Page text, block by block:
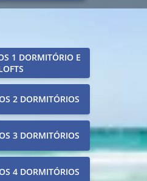
1 DORMITÓRIO E
2 DORMITÓRIOS
3 DORMITÓRIOS
4 DORMITÓRIOS